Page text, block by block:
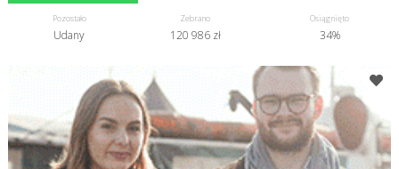
Pozostało
Udany
Zebrano
120 986 zł
Osiągnięto
34%